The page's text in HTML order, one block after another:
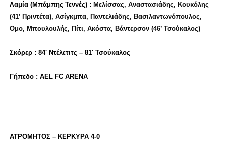
Λαμία (Μπάμπης Τεννές) : Μελίσσας, Αναστασιάδης, Κουκόλης
(41’ Πριντέτα), Ασίγκμπα, Παντελιάδης, Βασιλαντωνόπουλος,
Ομο, Μπουλουλής, Πίτι, Ακόστα, Βάντερσον (46’ Τσούκαλος)
Σκόρερ : 84′ Ντέλετιτς – 81′ Τσούκαλος
Γήπεδο : AEL FC ARENA
ΑΤΡΟΜΗΤΟΣ – ΚΕΡΚΥΡΑ 4-0